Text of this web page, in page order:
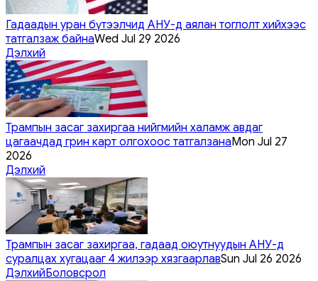
Гадаадын уран бүтээлчид АНУ-д аялан тоглолт хийхээс
татгалзаж байнаWed Jul 29 2026
Дэлхий
Трампын засаг захиргаа нийгмийн халамж авдаг
цагаачдад грин карт олгохоос татгалзанаMon Jul 27
2026
Дэлхий
Трампын засаг захиргаа, гадаад оюутнуудын АНУ-д
суралцах хугацааг 4 жилээр хязгаарлавSun Jul 26 2026
ДэлхийБоловсрол